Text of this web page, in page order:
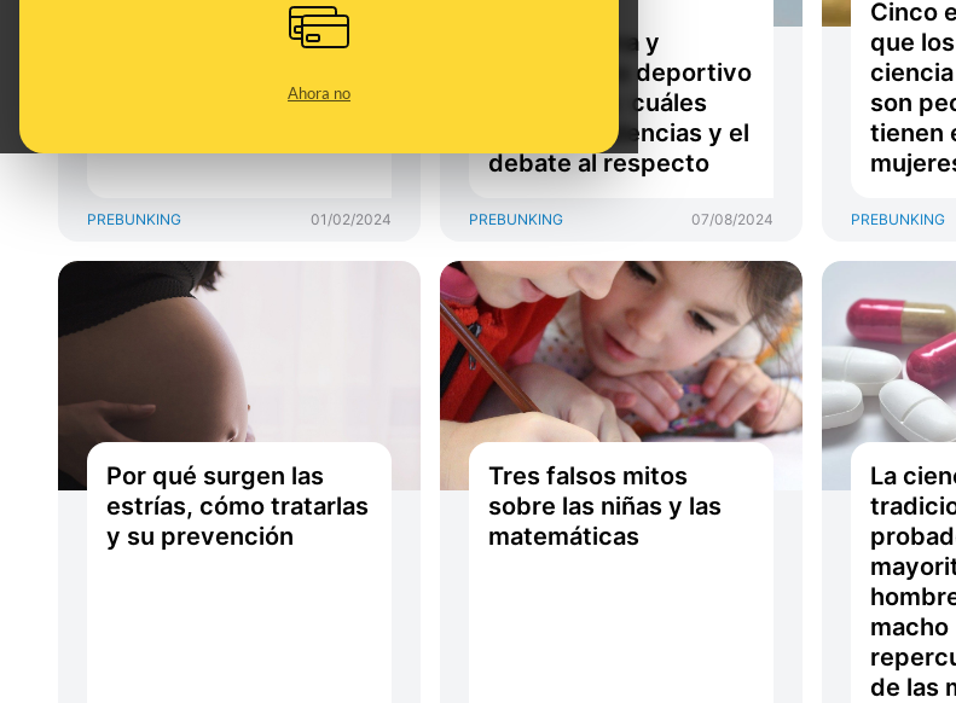
Ahora no
Por qué los abortos no
PREBUNKING 01/02/2024
testosterona y
rendimiento deportivo
en mujeres: cuáles
son las evidencias y el
debate al respecto
PREBUNKING 07/08/2024
Cinco
que
son
tienen
PREBUNKING
Por qué surgen las
estrías, cómo tratarlas
y su prevención
Tres falsos mitos
sobre las niñas y las
matemáticas
La
macho
de las